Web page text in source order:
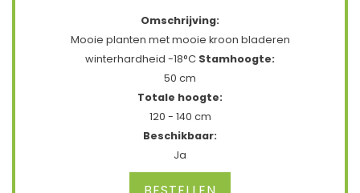
Omschrijving:
Mooie planten met mooie kroon bladeren
winterhardheid -18°C Stamhoogte:
50 cm
Totale hoogte:
120 - 140 cm
Beschikbaar:
Ja